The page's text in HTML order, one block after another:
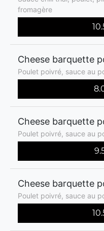
fromagère
Cheese barquette
Poulet poivré, sauce au
Cheese barquette
Poulet poivré, sauce au
Cheese barquette
Poulet poivré, sauce au